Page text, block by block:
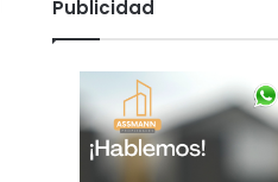
Publicidad